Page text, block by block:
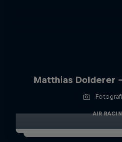
Matthias Dolderer
AIR